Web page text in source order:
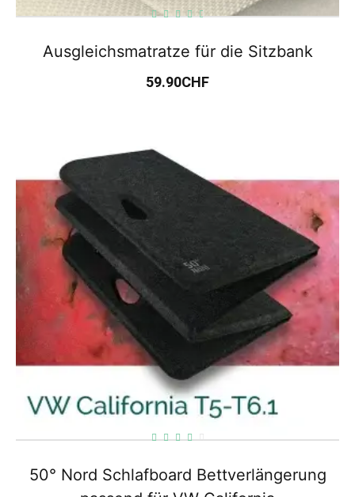
Ausgleichsmatratze für die Sitzbank
59.90CHF
50° Nord Schlafboard Bettverlängerung